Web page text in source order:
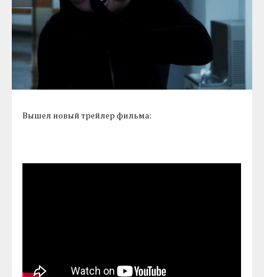
Вышел новый трейлер фильма: